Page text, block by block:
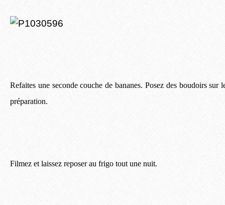
Refaites une seconde couche de bananes. Posez des boudoirs sur
préparation.
Filmez et laissez reposer au frigo tout une nuit.